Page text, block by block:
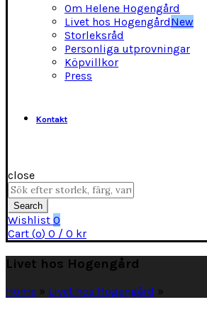
Om Helene Hogengård
Livet hos HogengårdNew
Storleksråd
Personliga utprovningar
Köpvillkor
Press
Kontakt
close
Search
for:
Search
Wishlist 0
Cart (o) 0 / 0 kr
Livet hos Hogengård
Home » Livet hos Hogengård »